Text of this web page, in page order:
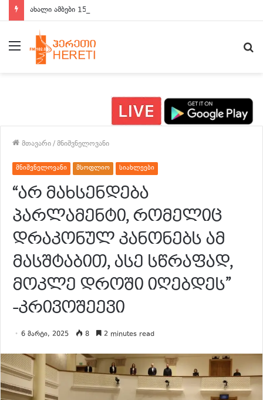
ახალი ამბები 15:00 საათზე
მენიუ
მთავარი/მნიშვნელოვანი
მნიშვნელოვანი მსოფლიო სიახლეები
“არ მახსენდება
პარლამენტი, რომელიც
დრაკონულ კანონებს ამ
მასშტაბით, ასე სწრაფად,
მოკლე დროში იღებდეს”
-კრივოშეევი
6 მარტი, 2025 8 2 minutes read